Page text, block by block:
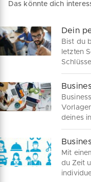
Das könnte dich
Bist du
letzten
deines
Aufbau
durch
Mit
du Zeit